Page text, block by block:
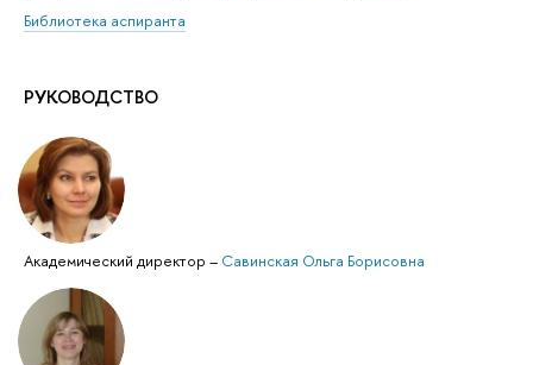
Библиотека аспиранта
РУКОВОДСТВО
Академический директор – Савинская Ольга Борисовна